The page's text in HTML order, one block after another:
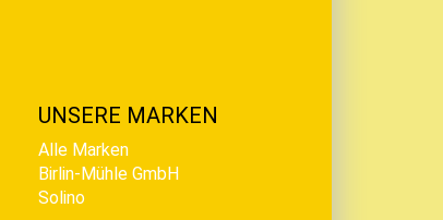
UNSERE MARKEN
Alle Marken
Birlin-Mühle GmbH
Solino